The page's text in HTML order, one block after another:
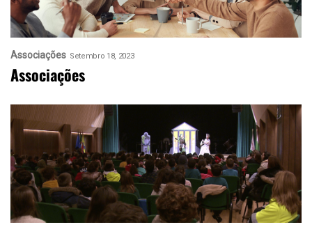
Associações Setembro 18, 2023
Associações